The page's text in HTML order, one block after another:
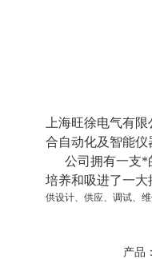
上海旺徐电气有限
合自动化及智能仪
公司拥有一支*
培养和吸进了一
供设计、供应、调试、
产品